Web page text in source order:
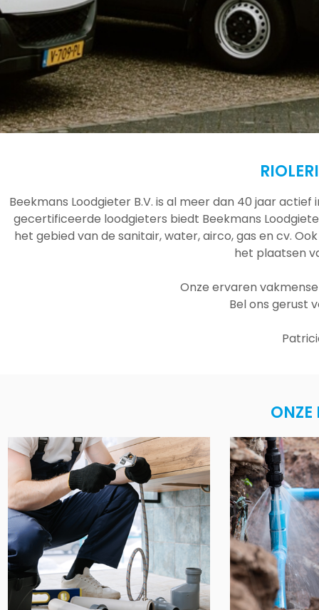
Beekmans Loodgieter B.V. is al meer dan 40 jaar
gecertificeerde loodgieters biedt Beekmans
het gebied van de sanitair, water, airco, gas en cv.
het plaatsen
Onze ervaren
Bel ons gerust
ONZE